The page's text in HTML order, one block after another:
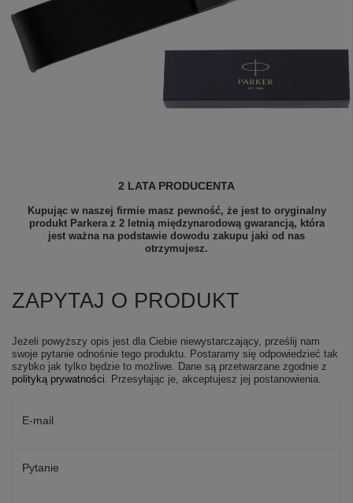
2 LATA PRODUCENTA
Kupując w naszej firmie masz pewność, że jest to oryginalny
produkt Parkera z 2 letnią międzynarodową gwarancją, która
jest ważna na podstawie dowodu zakupu jaki od nas
otrzymujesz.
ZAPYTAJ O PRODUKT
Jeżeli powyższy opis jest dla Ciebie niewystarczający, prześlij nam
swoje pytanie odnośnie tego produktu. Postaramy się odpowiedzieć tak
szybko jak tylko będzie to możliwe. Dane są przetwarzane zgodnie z
polityką prywatności . Przesyłając je, akceptujesz jej postanowienia.
E-mail
Pytanie